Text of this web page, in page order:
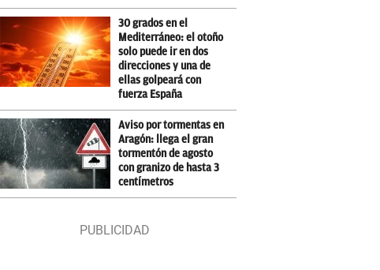
30 grados en el
Mediterráneo: el otoño
solo puede ir en dos
direcciones y una de
ellas golpeará con
fuerza España
Aviso por tormentas en
Aragón: llega el gran
tormentón de agosto
con granizo de hasta 3
centímetros